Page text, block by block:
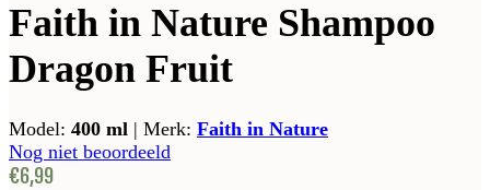
Faith in Nature Shampoo
Dragon Fruit
Model: 400 ml | Merk: Faith in Nature
Nog niet beoordeeld
€6,99